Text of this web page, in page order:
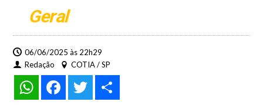
Geral
06/06/2025 às 22h29
Redação
COTIA / SP
WhatsAppFacebookTwitter